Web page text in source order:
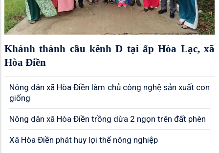
Khánh thành cầu kênh D tại ấp Hòa Lạc, xã
Hòa Điền
Nông dân xã Hòa Điền làm chủ công nghệ sản xuất con
giống
Nông dân xã Hòa Điền trồng dừa 2 ngọn trên đất phèn
Xã Hòa Điền phát huy lợi thế nông nghiệp